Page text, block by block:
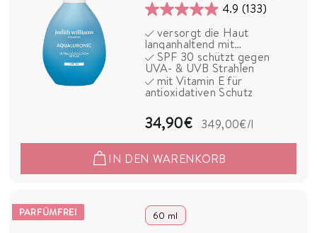
4.9 (133)
4.9
von
5
Sternen.
133
versorgt die Haut
langanhaltend mit
Feuchtigkeit
SPF 30 schützt gegen
UVA- & UVB Strahlen
mit Vitamin E für
antioxidativen Schutz
34,90€3
4
,
349,00€/l
IN DEN WARENKORB
PARFÜMFREI 60 ml